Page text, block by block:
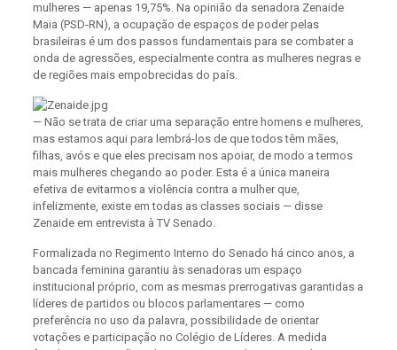
mulheres — apenas 19,75%. Na opinião da senadora Zenaide
Maia (PSD-RN), a ocupação de espaços de poder pelas
brasileiras é um dos passos fundamentais para se combater a
onda de agressões, especialmente contra as mulheres negras e
de regiões mais empobrecidas do país.
— Não se trata de criar uma separação entre homens e mulheres,
mas estamos aqui para lembrá-los de que todos têm mães,
filhas, avós e que eles precisam nos apoiar, de modo a termos
mais mulheres chegando ao poder. Esta é a única maneira
efetiva de evitarmos a violência contra a mulher que,
infelizmente, existe em todas as classes sociais — disse
Zenaide em entrevista à TV Senado.
Formalizada no Regimento Interno do Senado há cinco anos, a
bancada feminina garantiu às senadoras um espaço
institucional próprio, com as mesmas prerrogativas garantidas a
líderes de partidos ou blocos parlamentares — como
preferência no uso da palavra, possibilidade de orientar
votações e participação no Colégio de Líderes. A medida